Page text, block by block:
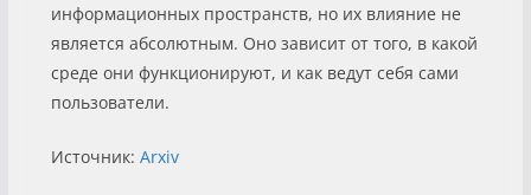
информационных пространств, но их влияние не
является абсолютным. Оно зависит от того, в какой
среде они функционируют, и как ведут себя сами
пользователи.
Источник: Arxiv